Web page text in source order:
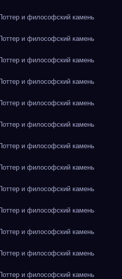
и философский камень
и философский камень
и философский камень
и философский камень
и философский камень
и философский камень
и философский камень
и философский камень
и философский камень
и философский камень
и философский камень
и философский камень
и философский камень